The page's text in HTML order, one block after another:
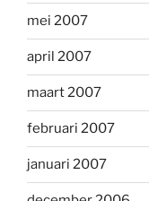
mei 2007
april 2007
maart 2007
februari 2007
januari 2007